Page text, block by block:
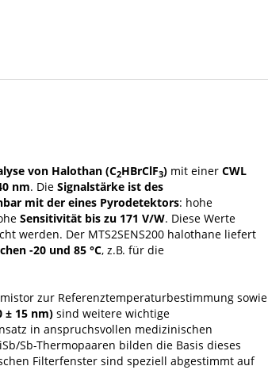
von Halothan (C2HBrClF3) mit einer CWL
nm. Die Signalstärke ist des
mit der eines Pyrodetektors: hohe
Sensitivität bis zu 171 V/W. Diese Werte
werden. Der MTS2SENS200 halothane liefert
-20 und 85 °C, z.B. für die
zur Referenztemperaturbestimmung sowie
± 15 nm) sind weitere wichtige
in anspruchsvollen medizinischen
Sb-Thermopaaren bilden die Basis dieses
Filterfenster sind speziell abgestimmt auf